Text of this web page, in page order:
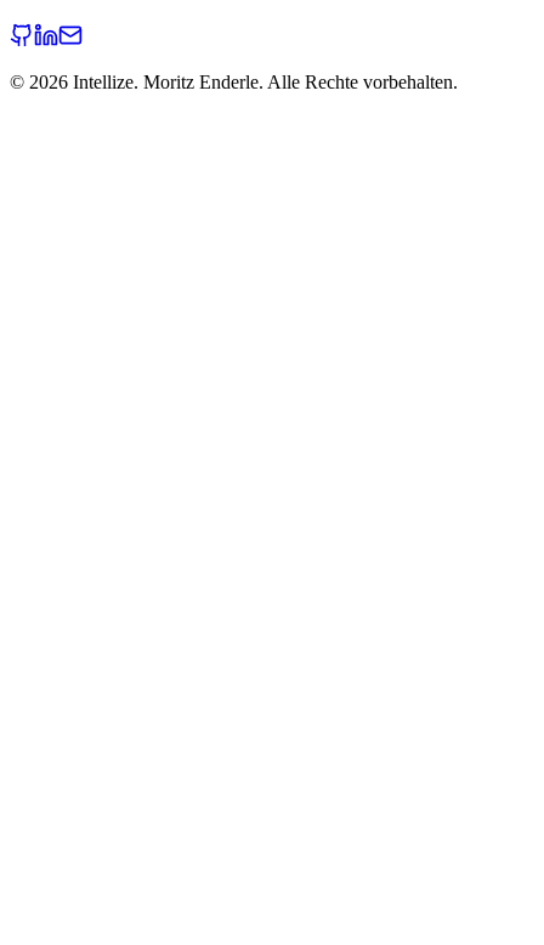
© 2026 Intellize. Moritz Enderle. Alle Rechte vorbehalten.